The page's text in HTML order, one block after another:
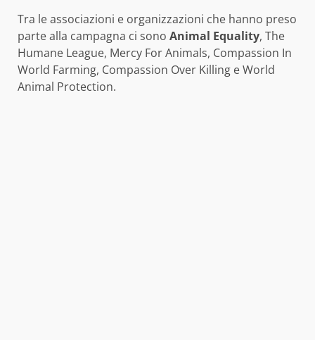
Tra le associazioni e organizzazioni che hanno preso
parte alla campagna ci sono Animal Equality, The
Humane League, Mercy For Animals, Compassion In
World Farming, Compassion Over Killing e World
Animal Protection.